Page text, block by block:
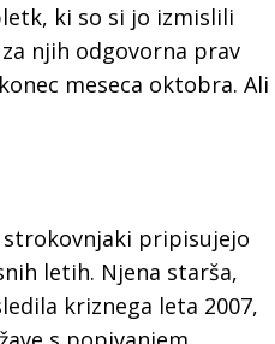
ki so si jo izmislili
njih odgovorna prav
meseca oktobra. Ali
pripisujejo
letih. Njena starša,
kriznega leta 2007,